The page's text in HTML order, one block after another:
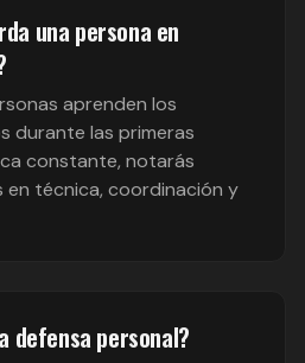
una persona en
aprenden los
durante las primeras
constante, notarás
técnica, coordinación y
defensa personal?